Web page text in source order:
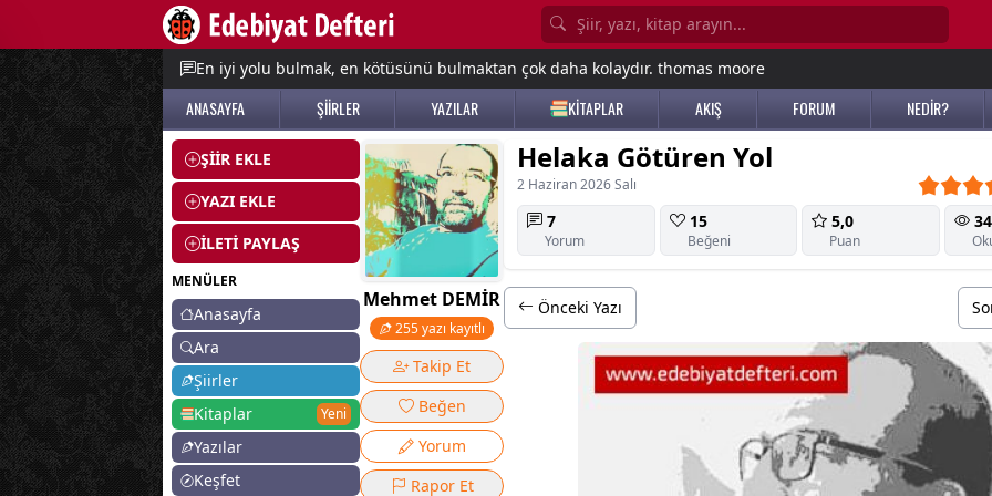
En iyi yolu bulmak, en kötüsünü bulmaktan çok daha kolaydır. thomas moore
ANASAYFA ŞİİRLER YAZILAR KİTAPLAR AKIŞ FORUM NEDİR?
ŞİİR EKLE
YAZI EKLE
İLETİ PAYLAŞ
MENÜLER
Anasayfa
Ara
Şiirler
Kitaplar
Yeni
Yazılar
Keşfet
Mehmet DEMİR
255 yazı kayıtlı
Takip Et
Beğen
Yorum
Rapor Et
Helaka Götüren Yol
2 Haziran 2026 Salı
7
Yorum
15
Beğeni
5,0
Puan
Önceki Yazı
menu